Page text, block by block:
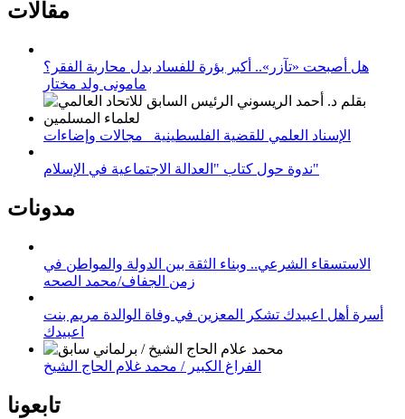
مقالات
هل أصبحت «تآزر».. أكبر بؤرة للفساد بدل محاربة الفقر؟
مامونى ولد مختار
الإسناد العلمي للقضية الفلسطينية_ مجالات وإضاءات
ندوة حول كتاب "العدالة الاجتماعية في الإسلام"
مدونات
الاستسقاء الشرعي.. وبناء الثقة بين الدولة والمواطن في
زمن الجفاف/محمد الصحه
أسرة أهل اعبيدك تشكر المعزين في وفاة الوالدة مريم بنت
اعبيدك
الفراغ الكبير / محمد غلام الحاج الشيخ
تابعونا